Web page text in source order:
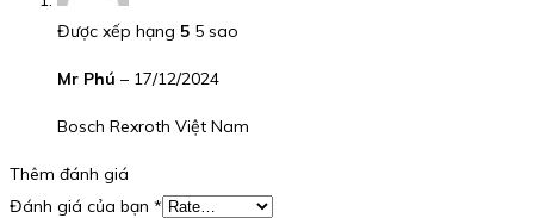
Được xếp hạng 5 5 sao
Mr Phú – 17/12/2024
Bosch Rexroth Việt Nam
Thêm đánh giá
Đánh giá của bạn *